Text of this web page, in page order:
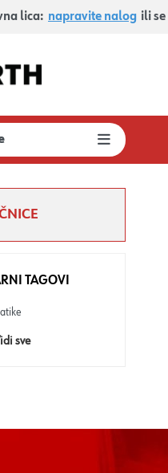
lica: napravite nalog ili se
TAGOVI
sve